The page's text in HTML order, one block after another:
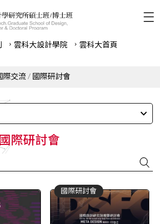
雲科⼤設計學院 雲科⼤首頁
際交流 國際研討會
際研討會
國際研討會